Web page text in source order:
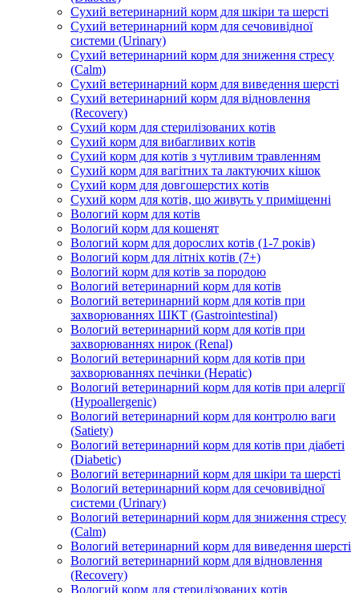
Сухий ветеринарний корм для шкіри та шерсті
Сухий ветеринарний корм для сечовивідної
системи (Urinary)
Сухий ветеринарний корм для зниження стресу
(Calm)
Сухий ветеринарний корм для виведення шерсті
Сухий ветеринарний корм для відновлення
(Recovery)
Сухий корм для стерилізованих котів
Сухий корм для вибагливих котів
Сухий корм для котів з чутливим травленням
Сухий корм для вагітних та лактуючих кішок
Сухий корм для довгошерстих котів
Сухий корм для котів, що живуть у приміщенні
Вологий корм для котів
Вологий корм для кошенят
Вологий корм для дорослих котів (1-7 років)
Вологий корм для літніх котів (7+)
Вологий корм для котів за породою
Вологий ветеринарний корм для котів
Вологий ветеринарний корм для котів при
захворюваннях ШКТ (Gastrointestinal)
Вологий ветеринарний корм для котів при
захворюваннях нирок (Renal)
Вологий ветеринарний корм для котів при
захворюваннях печінки (Hepatic)
Вологий ветеринарний корм для котів при алергії
(Hypoallergenic)
Вологий ветеринарний корм для контролю ваги
(Satiety)
Вологий ветеринарний корм для котів при діабеті
(Diabetic)
Вологий ветеринарний корм для шкіри та шерсті
Вологий ветеринарний корм для сечовивідної
системи (Urinary)
Вологий ветеринарний корм для зниження стресу
(Calm)
Вологий ветеринарний корм для виведення шерсті
Вологий ветеринарний корм для відновлення
(Recovery)
Вологий корм для стерилізованих котів